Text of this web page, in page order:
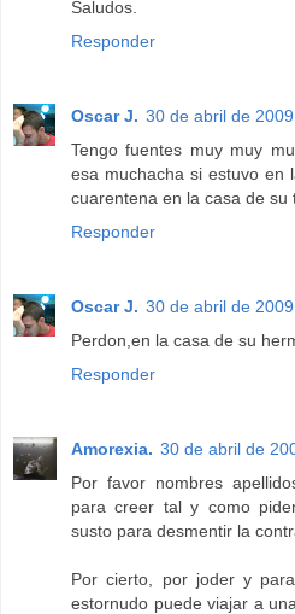
Saludos.
Responder
Oscar J. 30 de abril de
Tengo fuentes muy muy
esa muchacha si estuvo en
cuarentena en la casa de su
Responder
Oscar J. 30 de abril de
Perdon,en la casa de su
Responder
Amorexia. 30 de abril de
Por favor nombres
para creer tal y como
susto para desmentir la
Por cierto, por joder y
estornudo puede viajar a